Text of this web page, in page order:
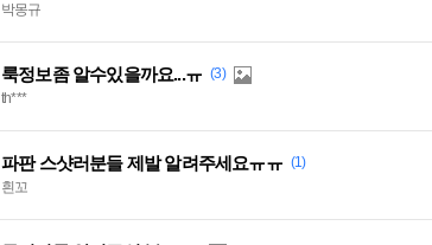
박몽규
룩정보좀 알수있을까요...ㅠ (3)
th***
파판 스샷러분들 제발 알려주세요ㅠㅠ (1)
흰꼬